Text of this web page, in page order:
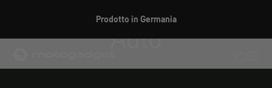
Prodotto in Germania
Auto